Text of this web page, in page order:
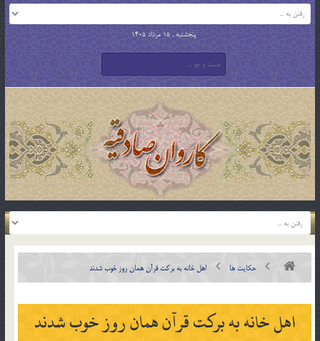
پنجشنبه , 15 مرداد 1405
حکایت ها اهل خانه به بركت قرآن همان روز خوب شدند
اهل خانه به بركت قرآن همان روز خوب شدند